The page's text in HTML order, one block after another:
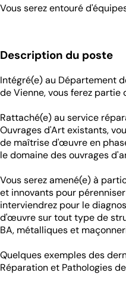
Vous serez entouré
Description du poste
Intégré(e) au Département
de Vienne, vous ferez
Rattaché(e) au service
Ouvrages d'Art existants,
de maîtrise d'œuvre en
le domaine des ouvrages
Vous serez amené(e) à
et innovants pour
interviendrez pour le
d'œuvre sur tout type de
BA, métalliques et
Quelques exemples des
Réparation et Pathologies